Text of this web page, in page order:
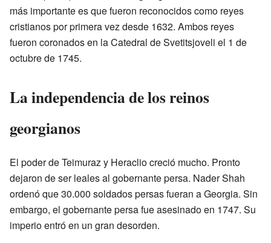
más importante es que fueron reconocidos como reyes
cristianos por primera vez desde 1632. Ambos reyes
fueron coronados en la Catedral de Svetitsjoveli el 1 de
octubre de 1745.
La independencia de los reinos
georgianos
El poder de Teimuraz y Heraclio creció mucho. Pronto
dejaron de ser leales al gobernante persa. Nader Shah
ordenó que 30.000 soldados persas fueran a Georgia. Sin
embargo, el gobernante persa fue asesinado en 1747. Su
imperio entró en un gran desorden.